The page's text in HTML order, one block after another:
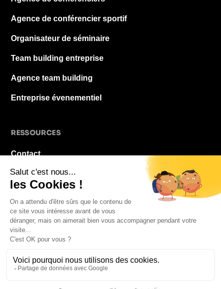
Agence de conférencier sportif
Organisateur de séminaire
Team building entreprise
Agence team building
Entreprise évenementiel
RESSOURCES
Contact
À propos
FAQ
© 2026 La Pause De Midi. Tous droits réservés.
Mentions légales